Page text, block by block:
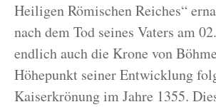
Heiligen Römischen Reiches“
nach dem Tod seines Vaters am
endlich auch die Krone von
Höhepunkt seiner Entwicklung
Kaiserkrönung im Jahre 1355.